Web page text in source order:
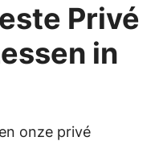
Privé
in
onze privé